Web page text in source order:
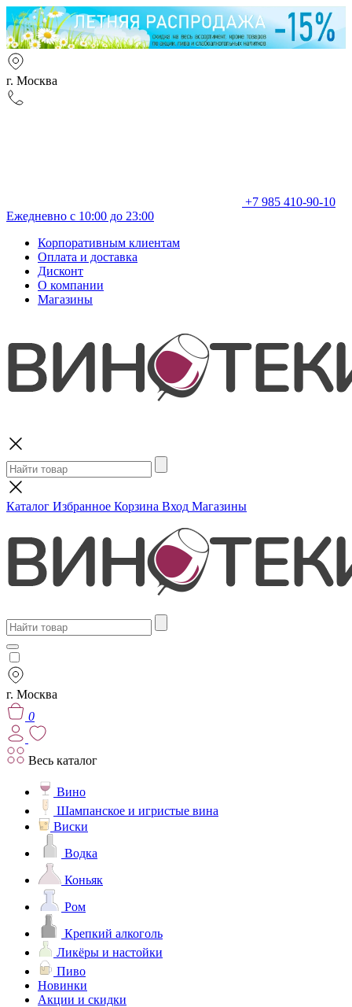
г. Москва
+7 985 410-90-10
Ежедневно с 10:00 до 23:00
Корпоративным клиентам
Оплата и доставка
Дисконт
О компании
Магазины
Каталог Избранное Корзина Вход Магазины
г. Москва
0
Весь каталог
Вино
Шампанское и игристые вина
Виски
Водка
Коньяк
Ром
Крепкий алкоголь
Ликёры и настойки
Пиво
Новинки
Акции и скидки